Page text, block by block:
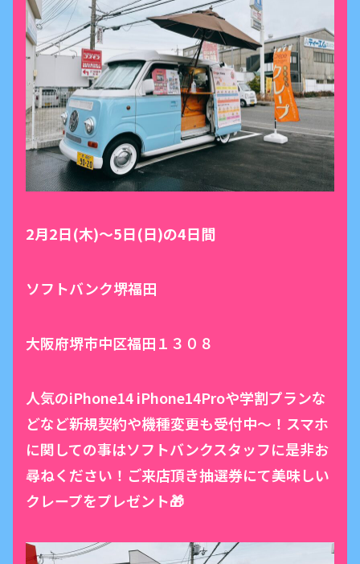
2月2日(木)〜5日(日)の4日間
ソフトバンク堺福田
大阪府堺市中区福田１３０８
人気のiPhone14 iPhone14Proや学割プランな
どなど新規契約や機種変更も受付中～！スマホ
に関しての事はソフトバンクスタッフに是非お
尋ねください！ご来店頂き抽選券にて美味しい
クレープをプレゼント🎁